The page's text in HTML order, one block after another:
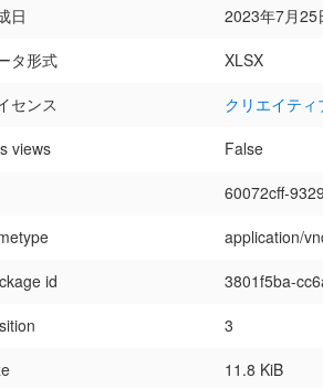
日
2023年7月25
タ形式
XLSX
センス
クリエイテ
views
False
60072cff-
application/
id
3801f5ba-
3
11.8 KiB